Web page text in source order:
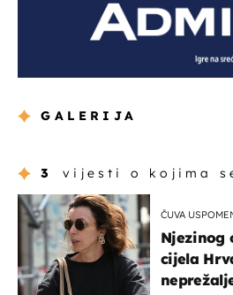
GALERIJA
3 vijesti o kojima
ČUVA
Njezinog
cijela